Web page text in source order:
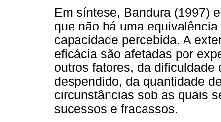
Em síntese, Bandura (1997)
que não há uma
capacidade percebida. A
eficácia são afetadas por
outros fatores, da dificuldade
despendido, da quantidade
circunstâncias sob as quais
sucessos e fracassos.